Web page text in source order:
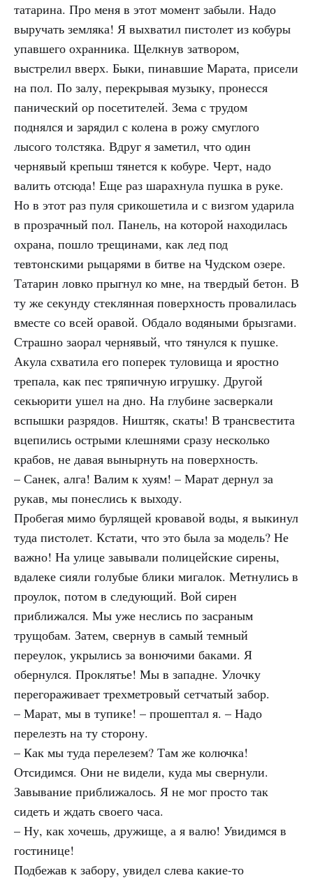
татарина. Про меня в этот момент забыли. Надо
выручать земляка! Я выхватил пистолет из кобуры
упавшего охранника. Щелкнув затвором,
выстрелил вверх. Быки, пинавшие Марата, присели
на пол. По залу, перекрывая музыку, пронесся
панический ор посетителей. Зема с трудом
поднялся и зарядил с колена в рожу смуглого
лысого толстяка. Вдруг я заметил, что один
чернявый крепыш тянется к кобуре. Черт, надо
валить отсюда! Еще раз шарахнула пушка в руке.
Но в этот раз пуля срикошетила и с визгом ударила
в прозрачный пол. Панель, на которой находилась
охрана, пошло трещинами, как лед под
тевтонскими рыцарями в битве на Чудском озере.
Татарин ловко прыгнул ко мне, на твердый бетон. В
ту же секунду стеклянная поверхность провалилась
вместе со всей оравой. Обдало водяными брызгами.
Страшно заорал чернявый, что тянулся к пушке.
Акула схватила его поперек туловища и яростно
трепала, как пес тряпичную игрушку. Другой
секьюрити ушел на дно. На глубине засверкали
вспышки разрядов. Ништяк, скаты! В трансвестита
вцепились острыми клешнями сразу несколько
крабов, не давая вынырнуть на поверхность.
– Санек, алга! Валим к хуям! – Марат дернул за
рукав, мы понеслись к выходу.
Пробегая мимо бурлящей кровавой воды, я выкинул
туда пистолет. Кстати, что это была за модель? Не
важно! На улице завывали полицейские сирены,
вдалеке сияли голубые блики мигалок. Метнулись в
проулок, потом в следующий. Вой сирен
приближался. Мы уже неслись по засраным
трущобам. Затем, свернув в самый темный
переулок, укрылись за вонючими баками. Я
обернулся. Проклятье! Мы в западне. Улочку
перегораживает трехметровый сетчатый забор.
– Марат, мы в тупике! – прошептал я. – Надо
перелезть на ту сторону.
– Как мы туда перелезем? Там же колючка!
Отсидимся. Они не видели, куда мы свернули.
Завывание приближалось. Я не мог просто так
сидеть и ждать своего часа.
– Ну, как хочешь, дружище, а я валю! Увидимся в
гостинице!
Подбежав к забору, увидел слева какие-то